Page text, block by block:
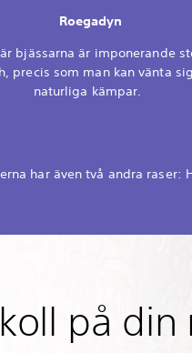
Roegadyn
bjässarna är imponerande
precis som man kan vänta
naturliga kämpar.
har även två andra raser:
på din